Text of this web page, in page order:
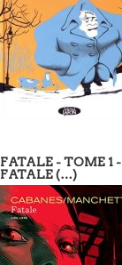
FATALE - TOME 1 -
FATALE (…)